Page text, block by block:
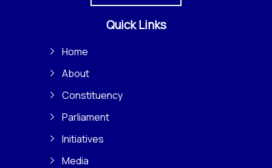
Quick Links
Home
About
Constituency
Parliament
Initiatives
Media